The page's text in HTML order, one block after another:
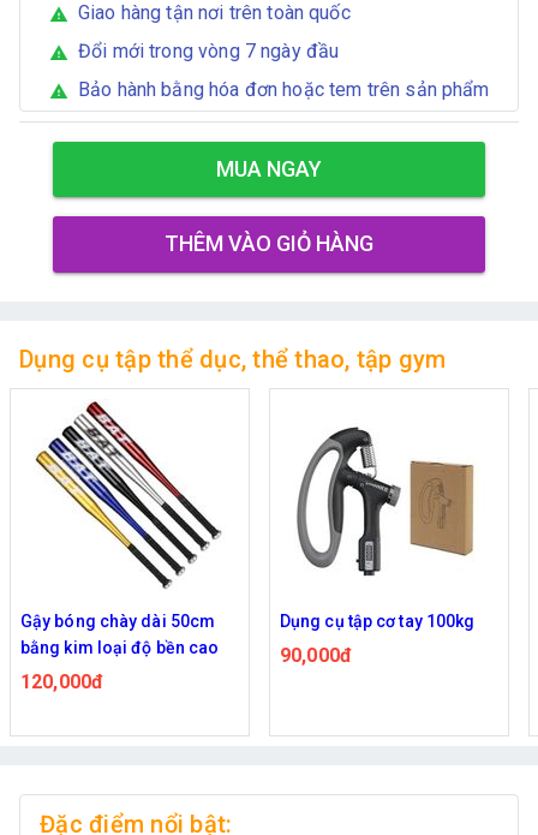
warning Giao hàng tận nơi trên toàn quốc
warning Đổi mới trong vòng 7 ngày đầu
warning Bảo hành bằng hóa đơn hoặc tem trên sản phẩm
MUA NGAY
THÊM VÀO GIỎ HÀNG
Dụng cụ tập thể dục, thể thao, tập gym
Dụng cụ tập cơ tay 100kg
90,000đ
Dụng cụ tập hỗ trợ chống
đẩy push up stand (thiết kế
Đặc điểm nổi bật: